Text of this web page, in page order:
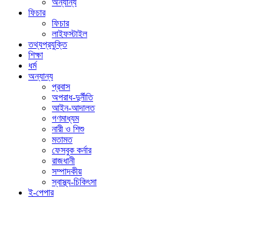
অন্যান্য
ফিচার
ফিচার
লাইফস্টাইল
তথ্যপ্রযুক্তি
শিক্ষা
ধর্ম
অন্যান্য
প্রবাস
অপরাধ-দুর্নীতি
আইন-আদালত
গণমাধ্যম
নারী ও শিশু
মতামত
ফেসবুক কর্নার
রাজধানী
সম্পাদকীয়
স্বাস্থ্য-চিকিৎসা
ই-পেপার